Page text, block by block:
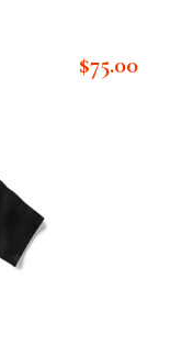
$75.00